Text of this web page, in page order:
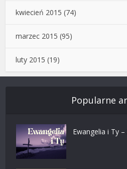
kwiecień 2015 (74)
marzec 2015 (95)
luty 2015 (19)
Popularne
Ewangelia i Ty